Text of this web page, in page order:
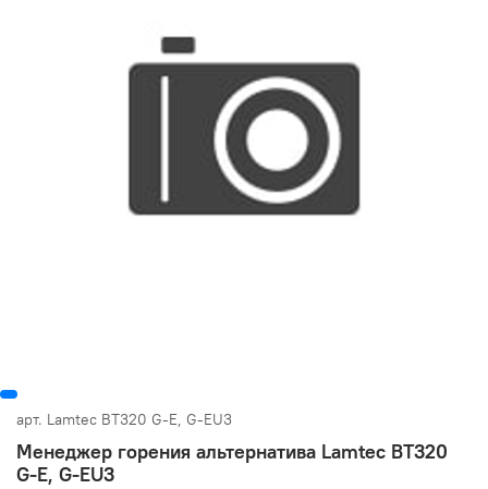
арт. Lamtec BT320 G-E, G-EU3
Менеджер горения альтернатива Lamtec BT320
G-E, G-EU3